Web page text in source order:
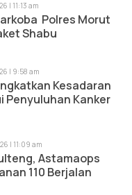
| 11:13 am
Polres Morut
Shabu
| 9:58 am
Kesadaran
Penyuluhan Kanker
| 11:09 am
Astamaops
110 Berjalan